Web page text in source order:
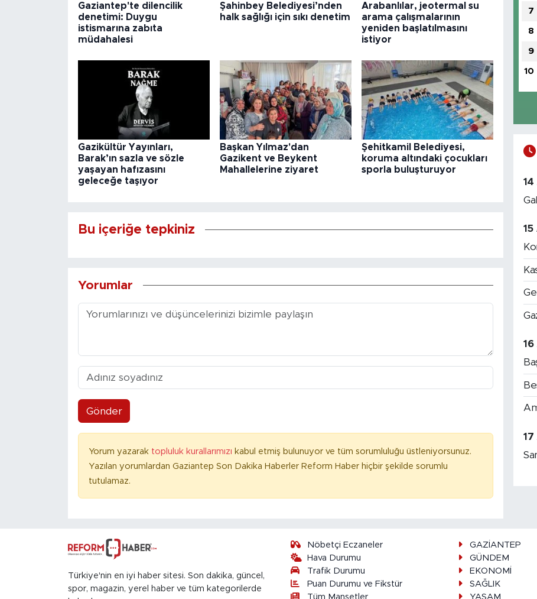
Gaziantep'te dilencilik
denetimi: Duygu
istismarına zabıta
müdahalesi
Şahinbey Belediyesi’nden
halk sağlığı için sıkı denetim
Arabanlılar, jeotermal su
arama çalışmalarının
yeniden başlatılmasını
istiyor
Gazikültür Yayınları,
Barak’ın sazla ve sözle
yaşayan hafızasını
geleceğe taşıyor
Başkan Yılmaz'dan
Gazikent ve Beykent
Mahallelerine ziyaret
Şehitkamil Belediyesi,
koruma altındaki çocukları
sporla buluşturuyor
Bu içeriğe tepkiniz
Yorumlar
Gönder
Yorum yazarak topluluk kurallarımızı kabul etmiş bulunuyor ve tüm sorumluluğu üstleniyorsunuz.
Yazılan yorumlardan Gaziantep Son Dakika Haberler Reform Haber hiçbir şekilde sorumlu
tutulamaz.
7
8
9
10
Türkiye'nin en iyi haber sitesi. Son dakika, güncel,
spor, magazin, yerel haber ve tüm kategorilerde
Nöbetçi Eczaneler
Hava Durumu
Trafik Durumu
Puan Durumu ve Fikstür
Tüm Manşetler
GAZİANTEP
GÜNDEM
EKONOMİ
SAĞLIK
YAŞAM